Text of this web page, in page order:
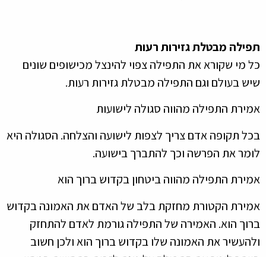
מבטלת גזירות רעות
שקורא את התפילה צפוי להינצל מכישופים שונים
בעולם וגם התפילה מבטלת גזירות רעות.
התפילה מהווה סגולה לישועות
תקופה אדם צריך לצפות לישועה והצלחה. הסגולה היא
את הפרשה וכך להתברך בישועה.
התפילה מהווה ביטחון בקדוש ברוך הוא
הקטורת מחזקת בלב של האדם את האמונה בקדוש
הוא. האמירה של התפילה גורמת לאדם להתחזק
את האמונה שלו בקדוש ברוך הוא ולכן חשוב